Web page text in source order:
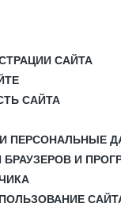
САЙТА
САЙТА
ПЕРСОНАЛЬНЫЕ
БРАУЗЕРОВ И